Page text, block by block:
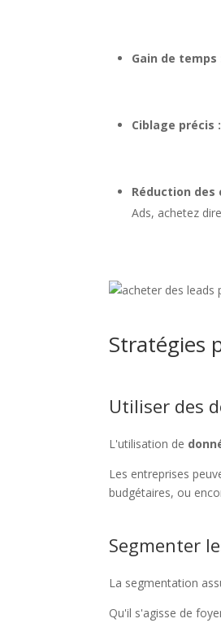
Gain de temps
Ciblage précis :
Réduction
Ads, achetez
Stratégies
Utiliser des
L'utilisation de
Les entreprises
budgétaires, ou
Segmenter
La segmentation
Qu'il s'agisse de